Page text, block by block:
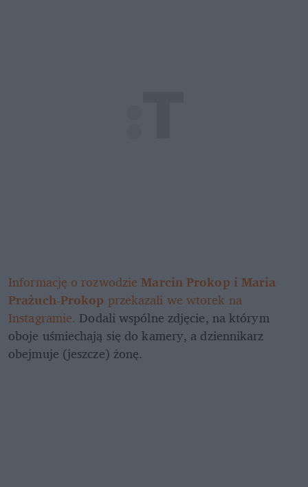
Informację o rozwodzie Marcin Prokop i Maria
Prażuch-Prokop przekazali we wtorek na
Instagramie. Dodali wspólne zdjęcie, na którym
oboje uśmiechają się do kamery, a dziennikarz
obejmuje (jeszcze) żonę.